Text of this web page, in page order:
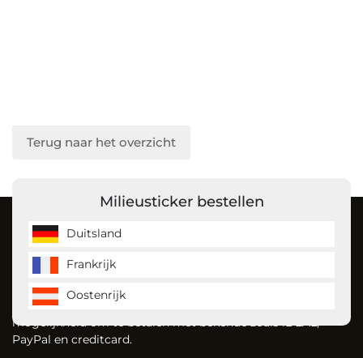
Milieusticker bestellen
Duitsland
Frankrijk
Oostenrijk
Terug naar het overzicht
Over ons
MilieustickerKopen is de milieusticker specialist en bestelt
u gemakkelijk uw milieusticker voor Duitsland, Frankrijk en
vignet voor Oostenrijk. Dankzij onze website heeft u de
mogelijkheid om te betalen met bekende zoals iDEAL,
PayPal en creditcard.